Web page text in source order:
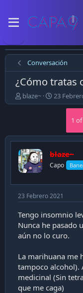
Conversación
¿Cómo tratas
E
m
ó
e
l
t
e
m
a
blaze~
F
e
d
p
u
l
i
c
a
c
i
ó
23
1
blaze~
Capo
23 Febrero 2021
Tengo insomnio
Nunca he pasado
aún no lo curo.
La marihuana me
tampoco alcohol).
medicinal (Sin
que me caga)